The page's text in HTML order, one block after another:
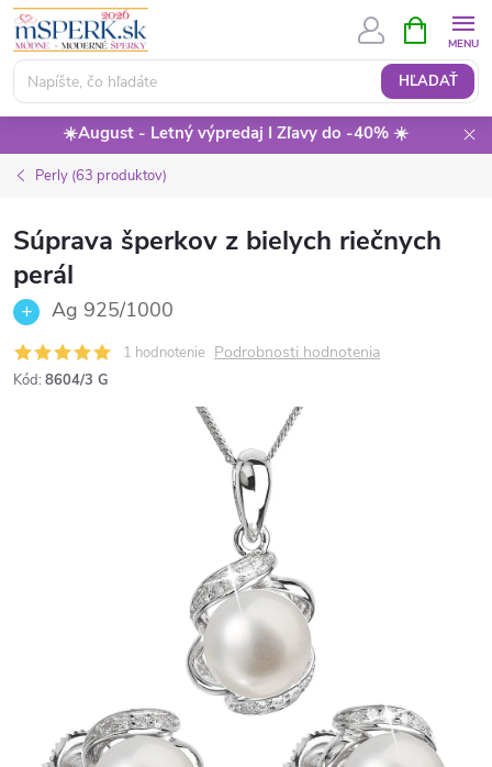
Prejsť
obsah
HĽADAŤ
KOŠÍK
☀️August - Letný výpredaj I Zľavy do -40% ☀️
Perly (63 produktov)
Súprava šperkov z bielych riečnych
perál
Ag 925/1000
1 hodnotenie Podrobnosti hodnotenia
Kód: 8604/3 G